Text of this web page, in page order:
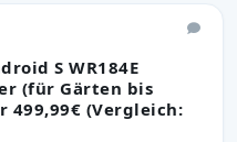
S WR184E
(für Gärten bis
499,99€ (Vergleich: